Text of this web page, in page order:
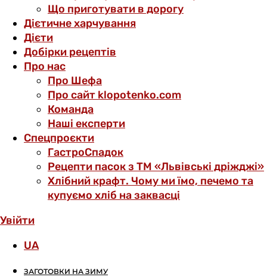
Що приготувати в дорогу
Дієтичне харчування
Дієти
Добірки рецептів
Про нас
Про Шефа
Про сайт klopotenko.com
Команда
Наші експерти
Спецпроєкти
ГастроСпадок
Рецепти пасок з ТМ «Львівські дріжджі»
Хлібний крафт. Чому ми їмо, печемо та
купуємо хліб на заквасці
Увійти
UA
ЗАГОТОВКИ НА ЗИМУ